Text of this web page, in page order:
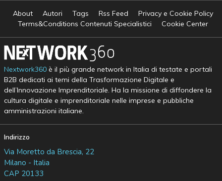
About Autori Tags Rss Feed
Privacy e Cookie Policy
Terms&Conditions Contenuti Specialistici
Cookie Center
Nextwork360è il più grande network in Italia di testate e portali
B2B dedicati ai temi della Trasformazione Digitale e
dell’Innovazione Imprenditoriale. Ha la missione di diffondere la
cultura digitale e imprenditoriale nelle imprese e pubbliche
amministrazioni italiane.
Indirizzo
Via Moretto da Brescia, 22
Milano - Italia
CAP 20133